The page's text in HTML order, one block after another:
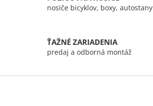
nosiče bicyklov, boxy, autostany
ŤAŽNÉ ZARIADENIA
predaj a odborná montáž
Z